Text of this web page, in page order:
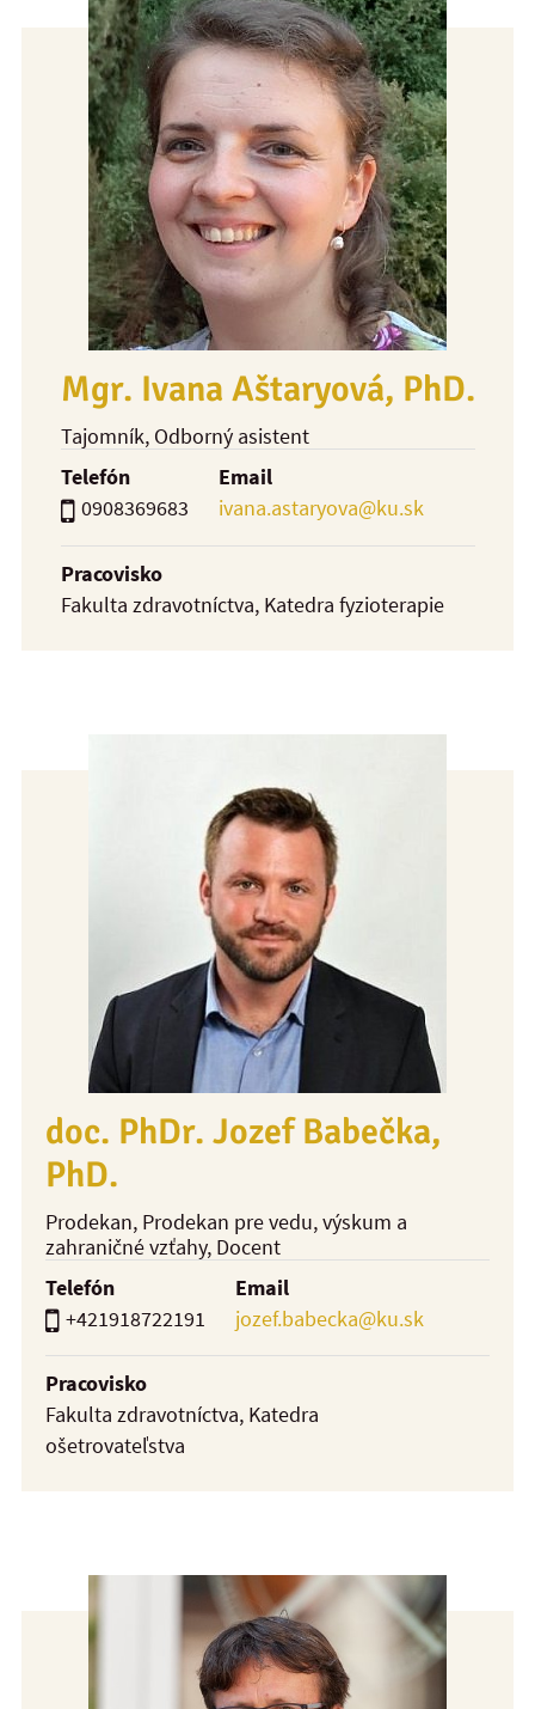
Mgr. Ivana Aštaryová, PhD.
Tajomník, Odborný asistent
Telefón
0908369683
Email
ivana.astaryova@ku.sk
Pracovisko
Fakulta zdravotníctva, Katedra fyzioterapie
doc. PhDr. Jozef Babečka,
PhD.
Prodekan, Prodekan pre vedu, výskum a
zahraničné vzťahy, Docent
Telefón
+421918722191
Email
jozef.babecka@ku.sk
Pracovisko
Fakulta zdravotníctva, Katedra
ošetrovateľstva